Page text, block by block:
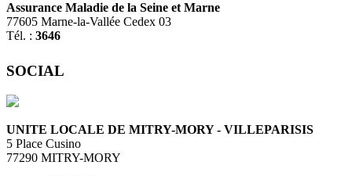
Assurance Maladie de la Seine et Marne
77605 Marne-la-Vallée Cedex 03
Tél. : 3646
SOCIAL
UNITE LOCALE DE MITRY-MORY - VILLEPARISIS
5 Place Cusino
77290 MITRY-MORY